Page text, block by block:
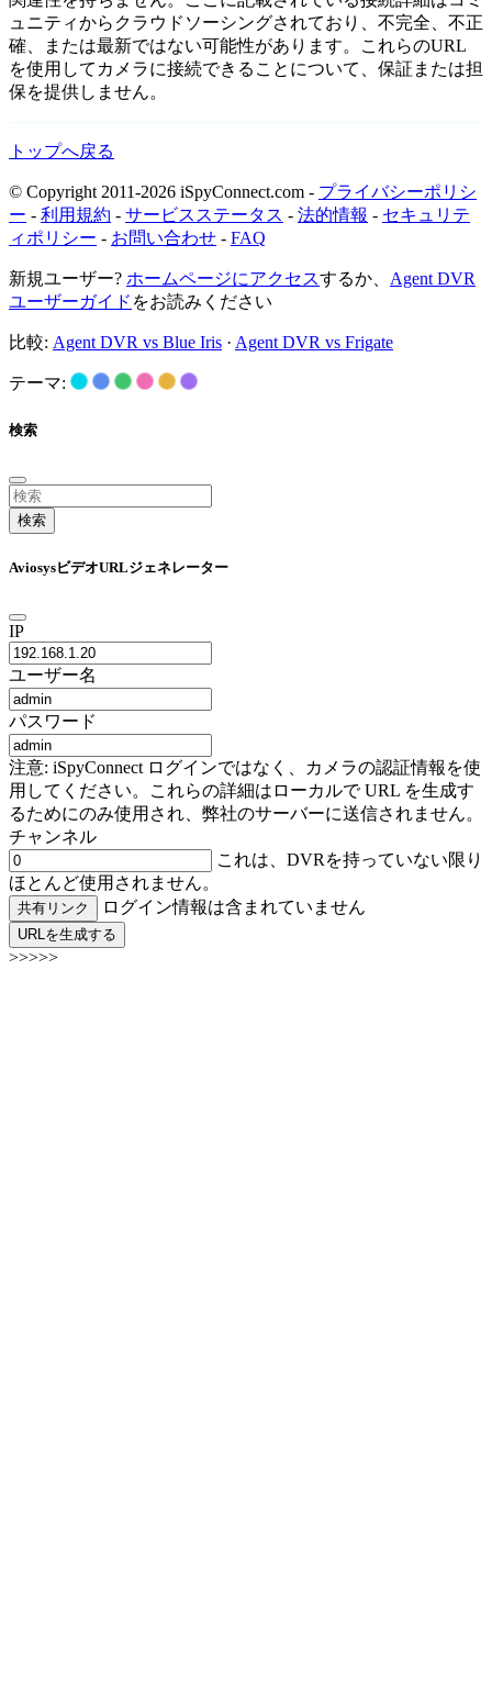
ュニティからクラウドソーシングされており、不完全、不正
確、または最新ではない可能性があります。これらのURL
を使用してカメラに接続できることについて、保証または担
保を提供しません。
トップへ戻る
© Copyright 2011-2026 iSpyConnect.com - プライバシーポリシ
ー - 利用規約 - サービスステータス - 法的情報 - セキュリテ
ィポリシー - お問い合わせ - FAQ
新規ユーザー? ホームページにアクセスするか、 Agent DVR
ユーザーガイド をお読みください
比較: Agent DVR vs Blue Iris · Agent DVR vs Frigate
テーマ:
検索
検索
AviosysビデオURLジェネレーター
IP
ユーザー名
パスワード
注意: iSpyConnect ログインではなく、カメラの認証情報を使
用してください。これらの詳細はローカルで URL を生成す
るためにのみ使用され、弊社のサーバーに送信されません。
チャンネル
これは、DVRを持っていない限り
ほとんど使用されません。
共有リンク ログイン情報は含まれていません
URLを生成する
>>>>>